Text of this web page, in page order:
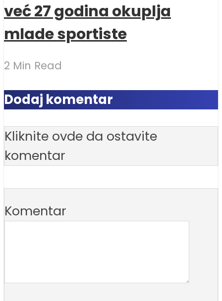
već 27 godina okuplja
mlade sportiste
2 Min Read
Dodaj komentar
Kliknite ovde da ostavite
komentar
Komentar